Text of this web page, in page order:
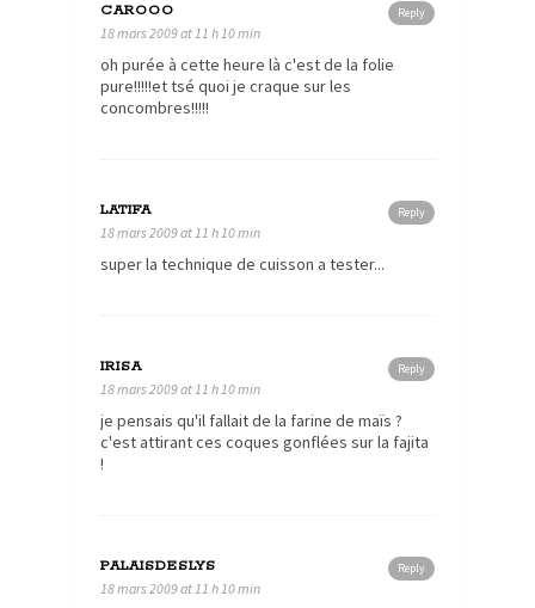
Reply
CAROOO
18 mars 2009 at 11 h 10 min
oh purée à cette heure là c'est de la folie
pure!!!!!et tsé quoi je craque sur les
concombres!!!!!
Reply
LATIFA
18 mars 2009 at 11 h 10 min
super la technique de cuisson a tester...
Reply
IRISA
18 mars 2009 at 11 h 10 min
je pensais qu'il fallait de la farine de maïs ?
c'est attirant ces coques gonflées sur la fajita
!
Reply
PALAISDESLYS
18 mars 2009 at 11 h 10 min